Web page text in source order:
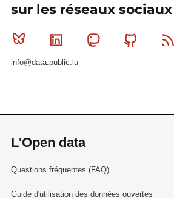
sur les réseaux sociaux
Bluesky Linkedin MastodonGithub
info@data.public.lu
L'Open data
Questions fréquentes (FAQ)
Guide d'utilisation des données ouvertes